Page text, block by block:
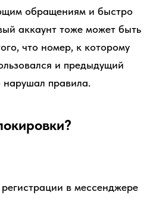
обращениям и быстро
аккаунт тоже может быть
что номер, к которому
и предыдущий
нарушал правила.
в мессенджере